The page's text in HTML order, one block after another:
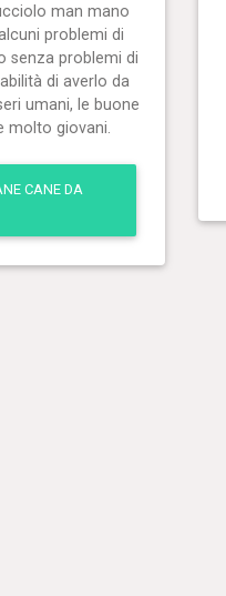
man mano
problemi di
senza problemi di
di averlo da
umani, le buone
molto giovani.
CANE DA